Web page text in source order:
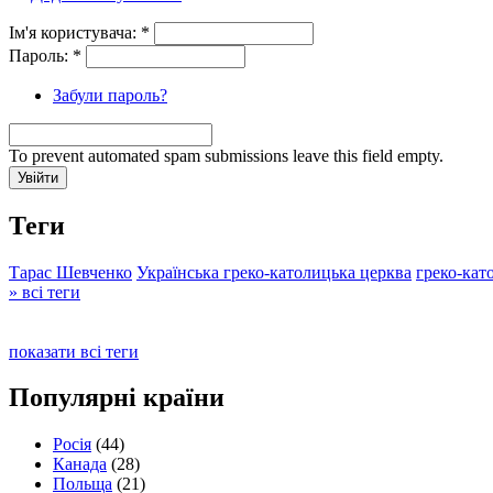
Ім'я користувача: *
Пароль: *
Забули пароль?
To prevent automated spam submissions leave this field empty.
Теги
Тарас Шевченко Українська греко-католицька церква греко-
» всі теги
показати всі теги
Популярні країни
Росія (44)
Канада (28)
Польща (21)